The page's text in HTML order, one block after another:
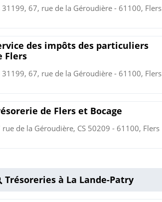
31199, 67, rue de la Géroudière - 61100, Flers
des impôts des particuliers
Flers
31199, 67, rue de la Géroudière - 61100, Flers
de Flers et Bocage
rue de la Géroudière, CS 50209 - 61100, Flers
Trésoreries à La Lande-Patry